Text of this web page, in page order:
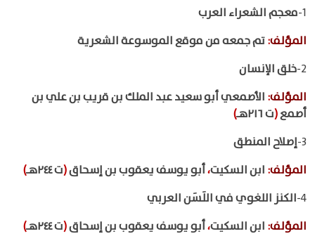
1- معجم الشعراء العرب
المؤلف:تم جمعه من موقع الموسوعة الشعرية
2- خلق الإنسان
المؤلف: الأصمعي أبو سعيد عبد الملك بن قريب بن علي بن
أصمع(ت ٢١٦هـ
)
3- إصلاح المنطق
المؤلف: ابن السكيت،أبو يوسف يعقوب بن إسحاق(ت ٢٤٤هـ
)
4- الكنز اللغوي في اللَسَن العربي
المؤلف: ابن السكيت،أبو يوسف يعقوب بن إسحاق(ت ٢٤٤هـ
)